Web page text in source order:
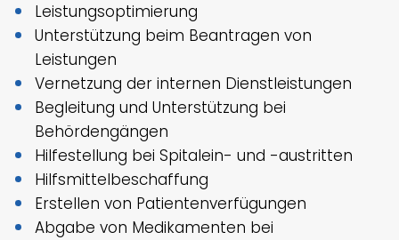
Leistungsoptimierung
Unterstützung beim Beantragen von
Leistungen
Vernetzung der internen Dienstleistungen
Begleitung und Unterstützung bei
Behördengängen
Hilfestellung bei Spitalein- und -austritten
Hilfsmittelbeschaffung
Erstellen von Patientenverfügungen
Abgabe von Medikamenten bei